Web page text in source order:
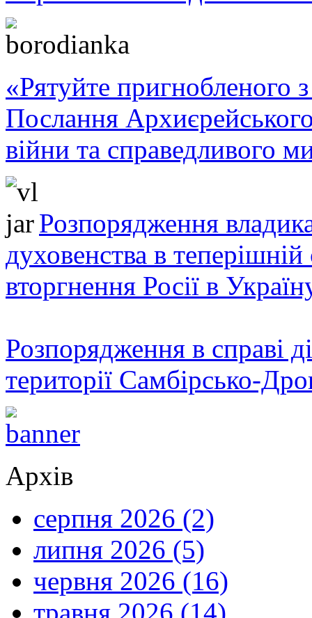
«Рятуйте пригнобленого
Послання
війни та справедливого
Розпорядження
духовенства в теперішній
вторгнення Росії в
Розпорядження в справі
території Самбірсько-
Архів
серпня 2026 (2)
липня 2026 (5)
червня 2026 (16)
травня 2026 (14)